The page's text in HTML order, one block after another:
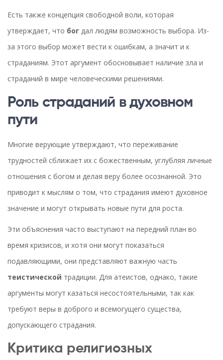
Есть также концепция свободной воли, которая
утверждает, что бог дал людям возможность выбора. Из-
за этого выбор может вести к ошибкам, а значит и к
страданиям. Этот аргумент обосновывает наличие зла и
страданий в мире человеческими решениями.
Роль страданий в духовном
пути
Многие верующие утверждают, что переживание
трудностей сближает их с божественным, углубляя личные
отношения с богом и делая веру более осознанной. Это
приводит к мыслям о том, что страдания имеют духовное
значение и могут открывать новые пути для роста.
Эти объяснения часто выступают на передний план во
время кризисов, и хотя они могут показаться
подавляющими, они представляют важную часть
теистической традиции. Для атеистов, однако, такие
аргументы могут казаться несостоятельными, так как
требуют веры в доброго и всемогущего существа,
допускающего страдания.
Критика религиозных